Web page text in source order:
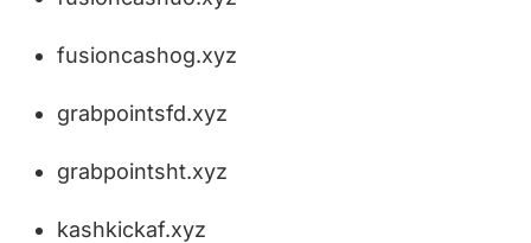
fusioncashog.xyz
grabpointsfd.xyz
grabpointsht.xyz
kashkickaf.xyz